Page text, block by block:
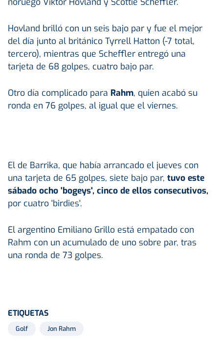
Hovland brilló con un seis bajo par y fue el mejor
del día junto al británico Tyrrell Hatton (-7 total,
tercero), mientras que Scheffler entregó una
tarjeta de 68 golpes, cuatro bajo par.
Otro día complicado para Rahm, quien acabó su
ronda en 76 golpes, al igual que el viernes.
El de Barrika, que había arrancado el jueves con
una tarjeta de 65 golpes, siete bajo par, tuvo este
sábado ocho 'bogeys', cinco de ellos consecutivos,
por cuatro 'birdies'.
El argentino Emiliano Grillo está empatado con
Rahm con un acumulado de uno sobre par, tras
una ronda de 73 golpes.
ETIQUETAS
Golf Jon Rahm